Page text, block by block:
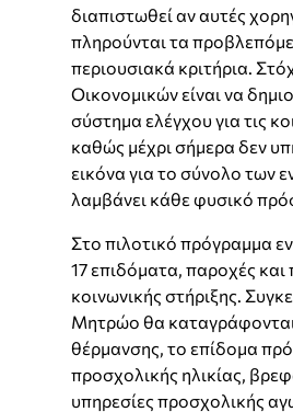
διαπιστωθεί αν αυτές
πληρούνται τα
περιουσιακά κριτήρια.
Οικονομικών είναι να
σύστημα ελέγχου για τις
καθώς μέχρι σήμερα δεν
εικόνα για το σύνολο των
λαμβάνει κάθε φυσικό
Στο πιλοτικό πρόγραμμα
17 επιδόματα, παροχές
κοινωνικής στήριξης.
Μητρώο θα
θέρμανσης, το επίδομα
προσχολικής ηλικίας,
υπηρεσίες προσχολικής